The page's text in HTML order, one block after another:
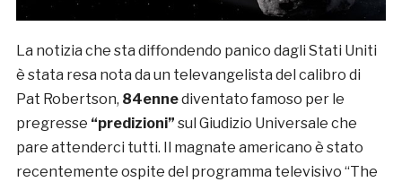
La notizia che sta diffondendo panico dagli Stati Uniti
è stata resa nota da un televangelista del calibro di
Pat Robertson, 84ennediventato famoso per le
pregresse “predizioni” sul Giudizio Universale che
pare attenderci tutti. Il magnate americano è stato
recentemente ospite del programma televisivo “The